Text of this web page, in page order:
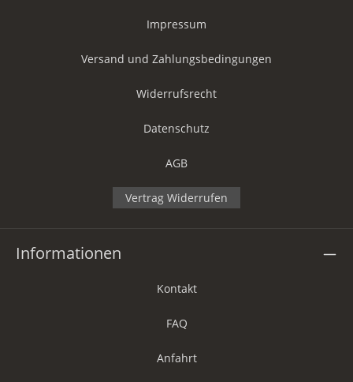
Impressum
Versand und Zahlungsbedingungen
Widerrufsrecht
Datenschutz
AGB
Vertrag Widerrufen
Informationen
Kontakt
FAQ
Anfahrt